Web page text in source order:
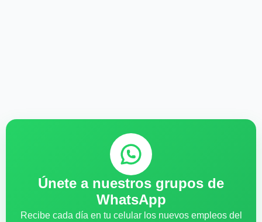
Únete a nuestros grupos de
WhatsApp
Recibe cada día en tu celular los nuevos empleos del